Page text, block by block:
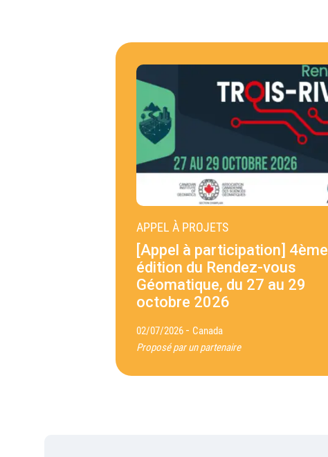
APPEL À PROJETS
[Appel à participation] 4ème
édition du Rendez-vous
Géomatique, du 27 au 29
octobre 2026
02/07/2026 - Canada
Proposé par un partenaire